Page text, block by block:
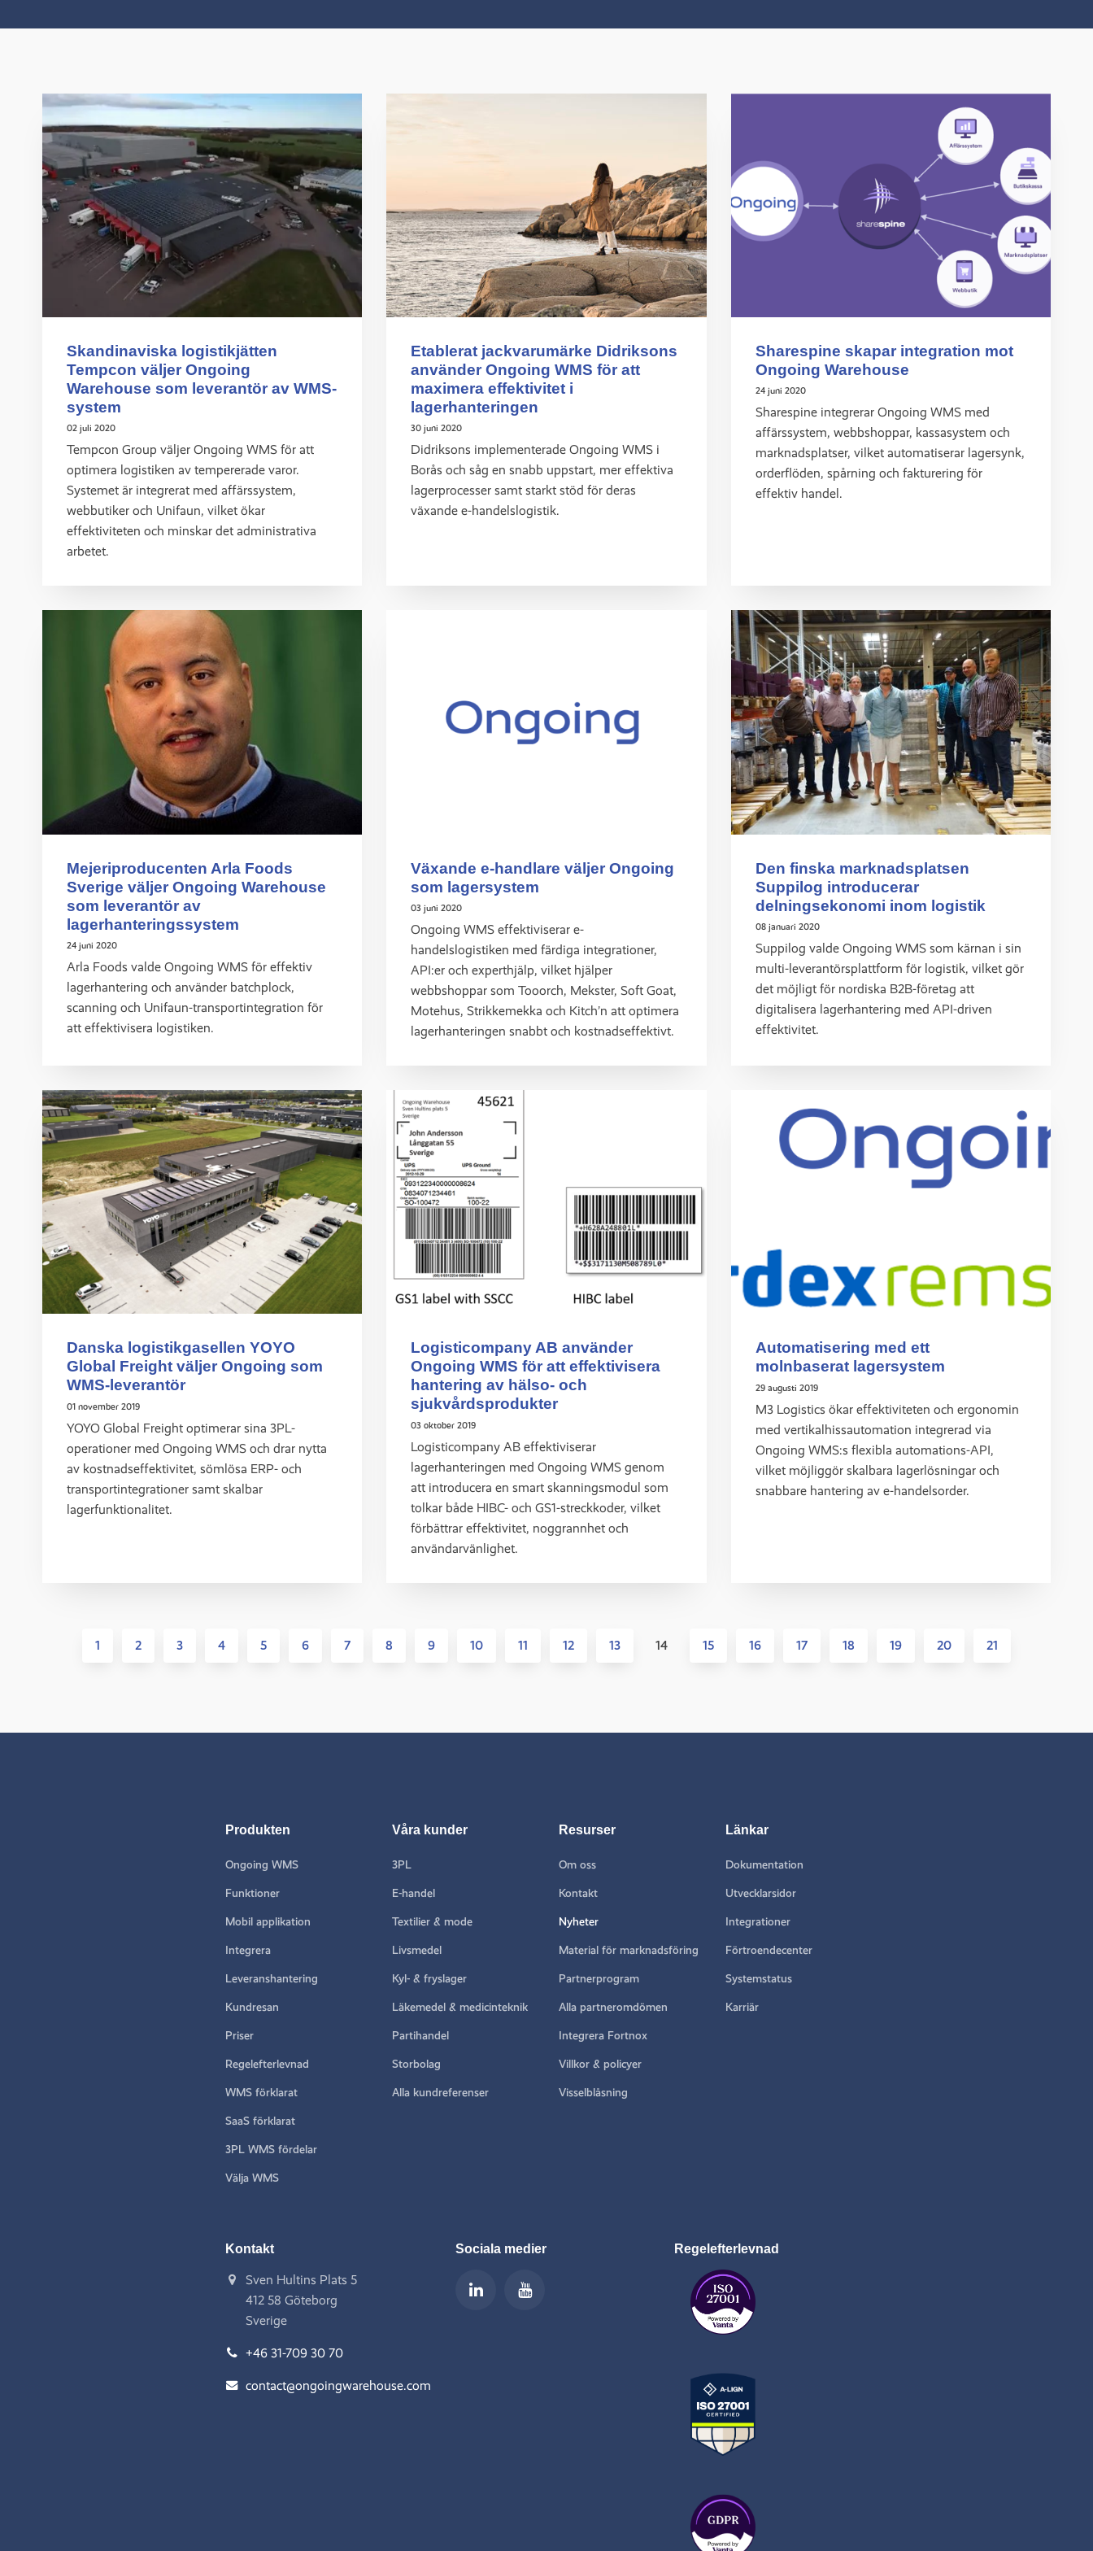
Skandinaviska logistikjätten
Tempcon väljer Ongoing
Warehouse som leverantör av WMS-
system
02 juli 2020
Tempcon Group väljer Ongoing WMS för att
optimera logistiken av tempererade varor.
Systemet är integrerat med affärssystem,
webbutiker och Unifaun, vilket ökar
effektiviteten och minskar det administrativa
arbetet.
Etablerat jackvarumärke Didriksons
använder Ongoing WMS för att
maximera effektivitet i
lagerhanteringen
30 juni 2020
Didriksons implementerade Ongoing WMS i
Borås och såg en snabb uppstart, mer effektiva
lagerprocesser samt starkt stöd för deras
växande e-handelslogistik.
Sharespine skapar integration mot
Ongoing Warehouse
24 juni 2020
Sharespine integrerar Ongoing WMS med
affärssystem, webbshoppar, kassasystem och
marknadsplatser, vilket automatiserar lagersynk,
orderflöden, spårning och fakturering för
effektiv handel.
Mejeriproducenten Arla Foods
Sverige väljer Ongoing Warehouse
som leverantör av
lagerhanteringssystem
24 juni 2020
Arla Foods valde Ongoing WMS för effektiv
lagerhantering och använder batchplock,
scanning och Unifaun-transportintegration för
att effektivisera logistiken.
Växande e-handlare väljer Ongoing
som lagersystem
03 juni 2020
Ongoing WMS effektiviserar e-
handelslogistiken med färdiga integrationer,
API:er och experthjälp, vilket hjälper
webbshoppar som Tooorch, Mekster, Soft Goat,
Motehus, Strikkemekka och Kitch’n att optimera
lagerhanteringen snabbt och kostnadseffektivt.
Den finska marknadsplatsen
Suppilog introducerar
delningsekonomi inom logistik
08 januari 2020
Suppilog valde Ongoing WMS som kärnan i sin
multi-leverantörsplattform för logistik, vilket gör
det möjligt för nordiska B2B-företag att
digitalisera lagerhantering med API-driven
effektivitet.
Danska logistikgasellen YOYO
Global Freight väljer Ongoing som
WMS-leverantör
01 november 2019
YOYO Global Freight optimerar sina 3PL-
operationer med Ongoing WMS och drar nytta
av kostnadseffektivitet, sömlösa ERP- och
transportintegrationer samt skalbar
lagerfunktionalitet.
Logisticompany AB använder
Ongoing WMS för att effektivisera
hantering av hälso- och
sjukvårdsprodukter
03 oktober 2019
Logisticompany AB effektiviserar
lagerhanteringen med Ongoing WMS genom
att introducera en smart skanningsmodul som
tolkar både HIBC- och GS1-streckkoder, vilket
förbättrar effektivitet, noggrannhet och
användarvänlighet.
Automatisering med ett
molnbaserat lagersystem
29 augusti 2019
M3 Logistics ökar effektiviteten och ergonomin
med vertikalhissautomation integrerad via
Ongoing WMS:s flexibla automations-API,
vilket möjliggör skalbara lagerlösningar och
snabbare hantering av e-handelsorder.
1 2 3 4 5 6 7 8 9 10 11 12 13 14 15 16 17 18 19 20 21
Produkten
Ongoing WMS
Funktioner
Mobil applikation
Integrera
Leveranshantering
Kundresan
Priser
Regelefterlevnad
WMS förklarat
SaaS förklarat
3PL WMS fördelar
Välja WMS
Våra kunder
3PL
E-handel
Textilier & mode
Livsmedel
Kyl- & fryslager
Läkemedel & medicinteknik
Partihandel
Storbolag
Alla kundreferenser
Resurser
Om oss
Kontakt
Nyheter
Material för marknadsföring
Partnerprogram
Alla partneromdömen
Integrera Fortnox
Villkor & policyer
Visselblåsning
Länkar
Dokumentation
Utvecklarsidor
Integrationer
Förtroendecenter
Systemstatus
Karriär
Kontakt
Sven Hultins Plats 5
412 58 Göteborg
Sverige
+46 31-709 30 70
contact@ongoingwarehouse.com
Sociala medier Regelefterlevnad